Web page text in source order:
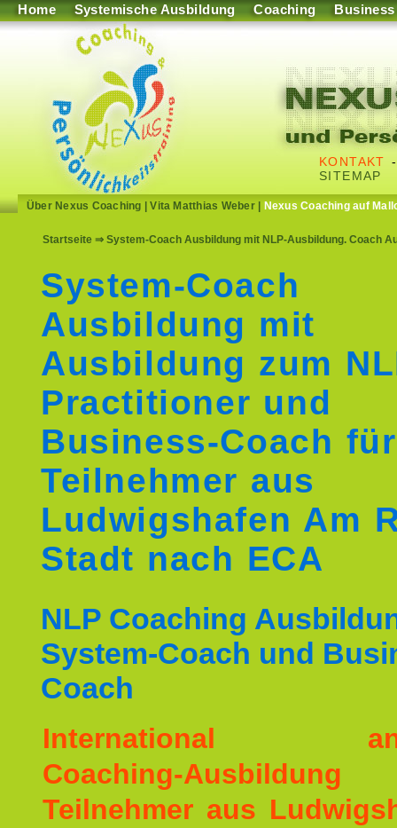
Home Systemische Ausbildung Coaching Business
KONTAKT
SITEMAP
Über Nexus Coaching |Vita Matthias Weber| Nexus Coaching auf
Startseite ⇒ System-Coach Ausbildung mit NLP-Ausbildung. Coach
System-Coach
Ausbildung mit
Ausbildung zum
Practitioner und
Business-Coach für
Teilnehmer aus
Ludwigshafen Am
Stadt nach ECA
NLP Coaching
System-Coach und
Coach
International
Coaching-
Teilnehmer aus